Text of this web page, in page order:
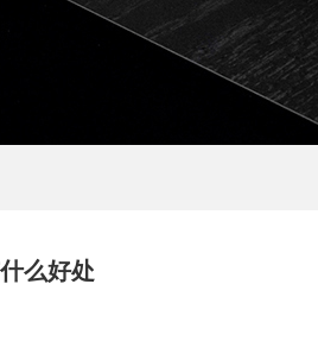
么好处